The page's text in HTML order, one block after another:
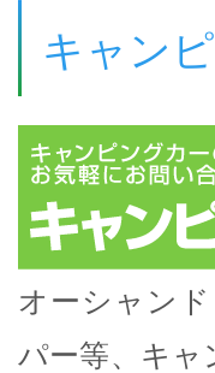
キャン
オーシャン
パー等、キャ